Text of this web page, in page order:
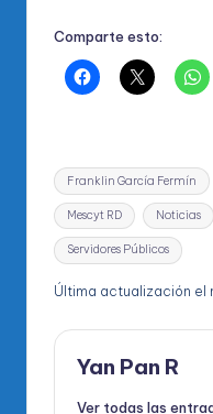
Comparte esto:
Etiquetas:
Franklin García Fermín
Mescyt RD Noticias
Servidores Públicos
Última actualización el
Yan Pan R
Ver todas las